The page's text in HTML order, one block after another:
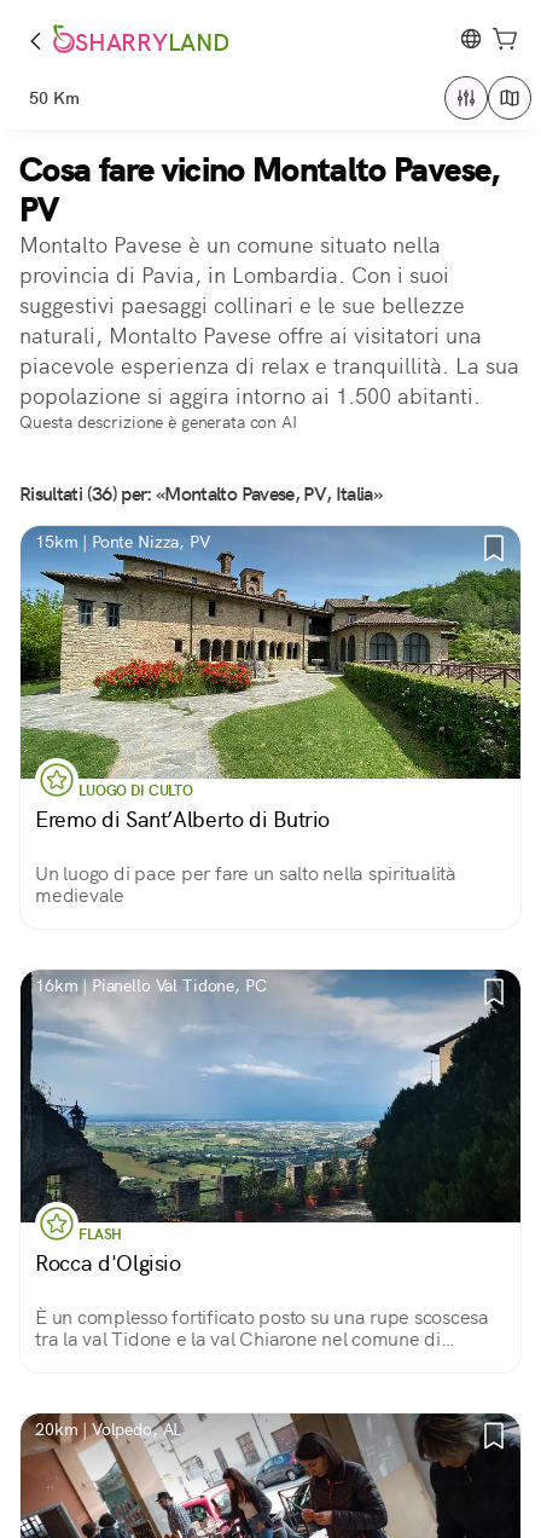
SHARRYLAND
50 Km
Cosa fare vicino Montalto Pavese,
PV
Montalto Pavese è un comune situato nella
provincia di Pavia, in Lombardia. Con i suoi
suggestivi paesaggi collinari e le sue bellezze
naturali, Montalto Pavese offre ai visitatori una
piacevole esperienza di relax e tranquillità. La sua
popolazione si aggira intorno ai 1.500 abitanti.
Questa descrizione è generata con AI
Risultati (36) per: «Montalto Pavese, PV, Italia»
15km | Ponte Nizza, PV
LUOGO DI CULTO
Eremo di Sant’Alberto di Butrio
Un luogo di pace per fare un salto nella spiritualità
medievale
16km | Pianello Val Tidone, PC
FLASH
Rocca d'Olgisio
È un complesso fortificato posto su una rupe scoscesa
tra la val Tidone e la val Chiarone nel comune di
20km | Volpedo, AL